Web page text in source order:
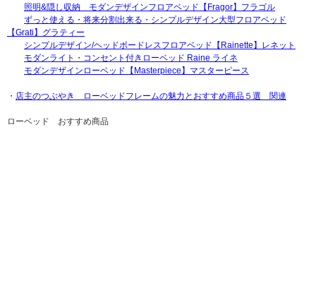
照明&隠し収納 モダンデザインフロアベッド【Fragor】フラゴル
ずっと使える・将来分割出来る・シンプルデザイン大型フロアベッド
【Grati】グラティー
シンプルデザイン/ヘッドボードレスフロアベッド【Rainette】レネット
モダンライト・コンセント付きローベッド Raine ライネ
モダンデザインローベッド【Masterpiece】マスターピース
・ 店主のつぶやき ローベッドフレームの魅力とおすすめ商品５選 関連
ローベッド おすすめ商品